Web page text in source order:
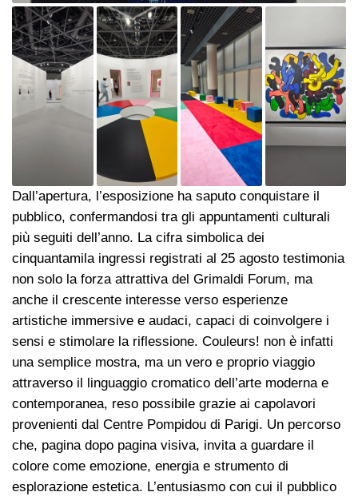
Dall’apertura, l’esposizione ha saputo conquistare il
pubblico, confermandosi tra gli appuntamenti culturali
più seguiti dell’anno. La cifra simbolica dei
cinquantamila ingressi registrati al 25 agosto testimonia
non solo la forza attrattiva del Grimaldi Forum, ma
anche il crescente interesse verso esperienze
artistiche immersive e audaci, capaci di coinvolgere i
sensi e stimolare la riflessione. Couleurs! non è infatti
una semplice mostra, ma un vero e proprio viaggio
attraverso il linguaggio cromatico dell’arte moderna e
contemporanea, reso possibile grazie ai capolavori
provenienti dal Centre Pompidou di Parigi. Un percorso
che, pagina dopo pagina visiva, invita a guardare il
colore come emozione, energia e strumento di
esplorazione estetica. L’entusiasmo con cui il pubblico